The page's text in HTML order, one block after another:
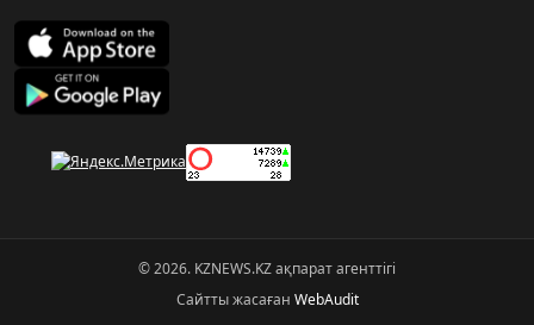
© 2026. KZNEWS.KZ ақпарат агенттігі
Сайтты жасаған WebAudit